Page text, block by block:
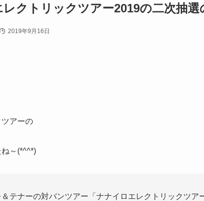
クトリックツアー2019の二次抽
2019年9月16日
アーの
～(*^^*)
テナーの対バンツアー「ナナイロエレクトリックツア